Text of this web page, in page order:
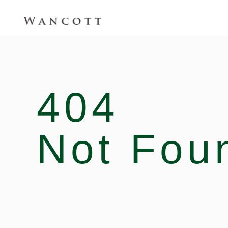
404
Not